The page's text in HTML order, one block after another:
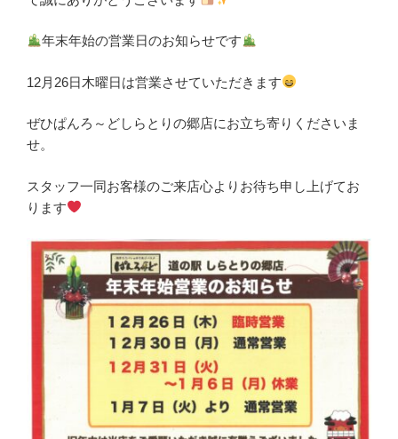
年末年始の営業日のお知らせです
12月26日木曜日は営業させていただきます
ぜひぱんろ～どしらとりの郷店にお立ち寄りくださいま
せ。
スタッフ一同お客様のご来店心よりお待ち申し上げてお
ります